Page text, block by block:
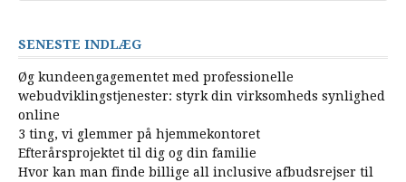
SENESTE INDLÆG
Øg kundeengagementet med professionelle
webudviklingstjenester: styrk din virksomheds synlighed
online
3 ting, vi glemmer på hjemmekontoret
Efterårsprojektet til dig og din familie
Hvor kan man finde billige all inclusive afbudsrejser til